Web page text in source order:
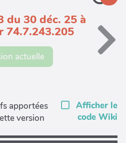
du 30 déc. 25 à
74.7.243.205
actuelle
apportées
version
Afficher le
code Wiki